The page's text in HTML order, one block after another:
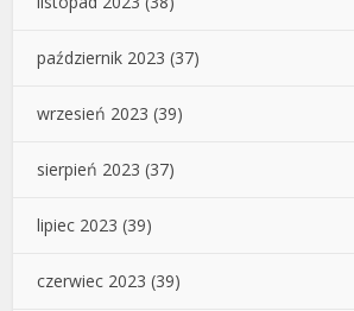
październik 2023 (37)
wrzesień 2023 (39)
sierpień 2023 (37)
lipiec 2023 (39)
czerwiec 2023 (39)